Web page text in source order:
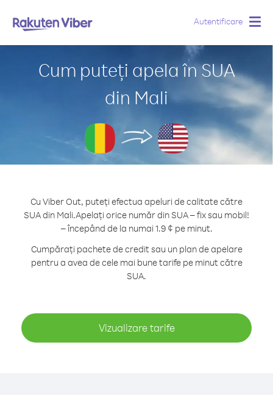
Autentificare
Cum puteți apela în SUA
din Mali
Cu Viber Out, puteți efectua apeluri de calitate către
SUA din Mali.Apelați orice număr din SUA – fix sau mobil!
– începând de la numai 1.9 ¢ pe minut.
Cumpărați pachete de credit sau un plan de apelare
pentru a avea de cele mai bune tarife pe minut către
SUA.
Vizualizare tarife